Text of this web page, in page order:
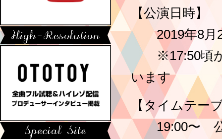
【公演日時】
2019年8月20
※17:50頃か
います
【タイムテー
19:00〜 公